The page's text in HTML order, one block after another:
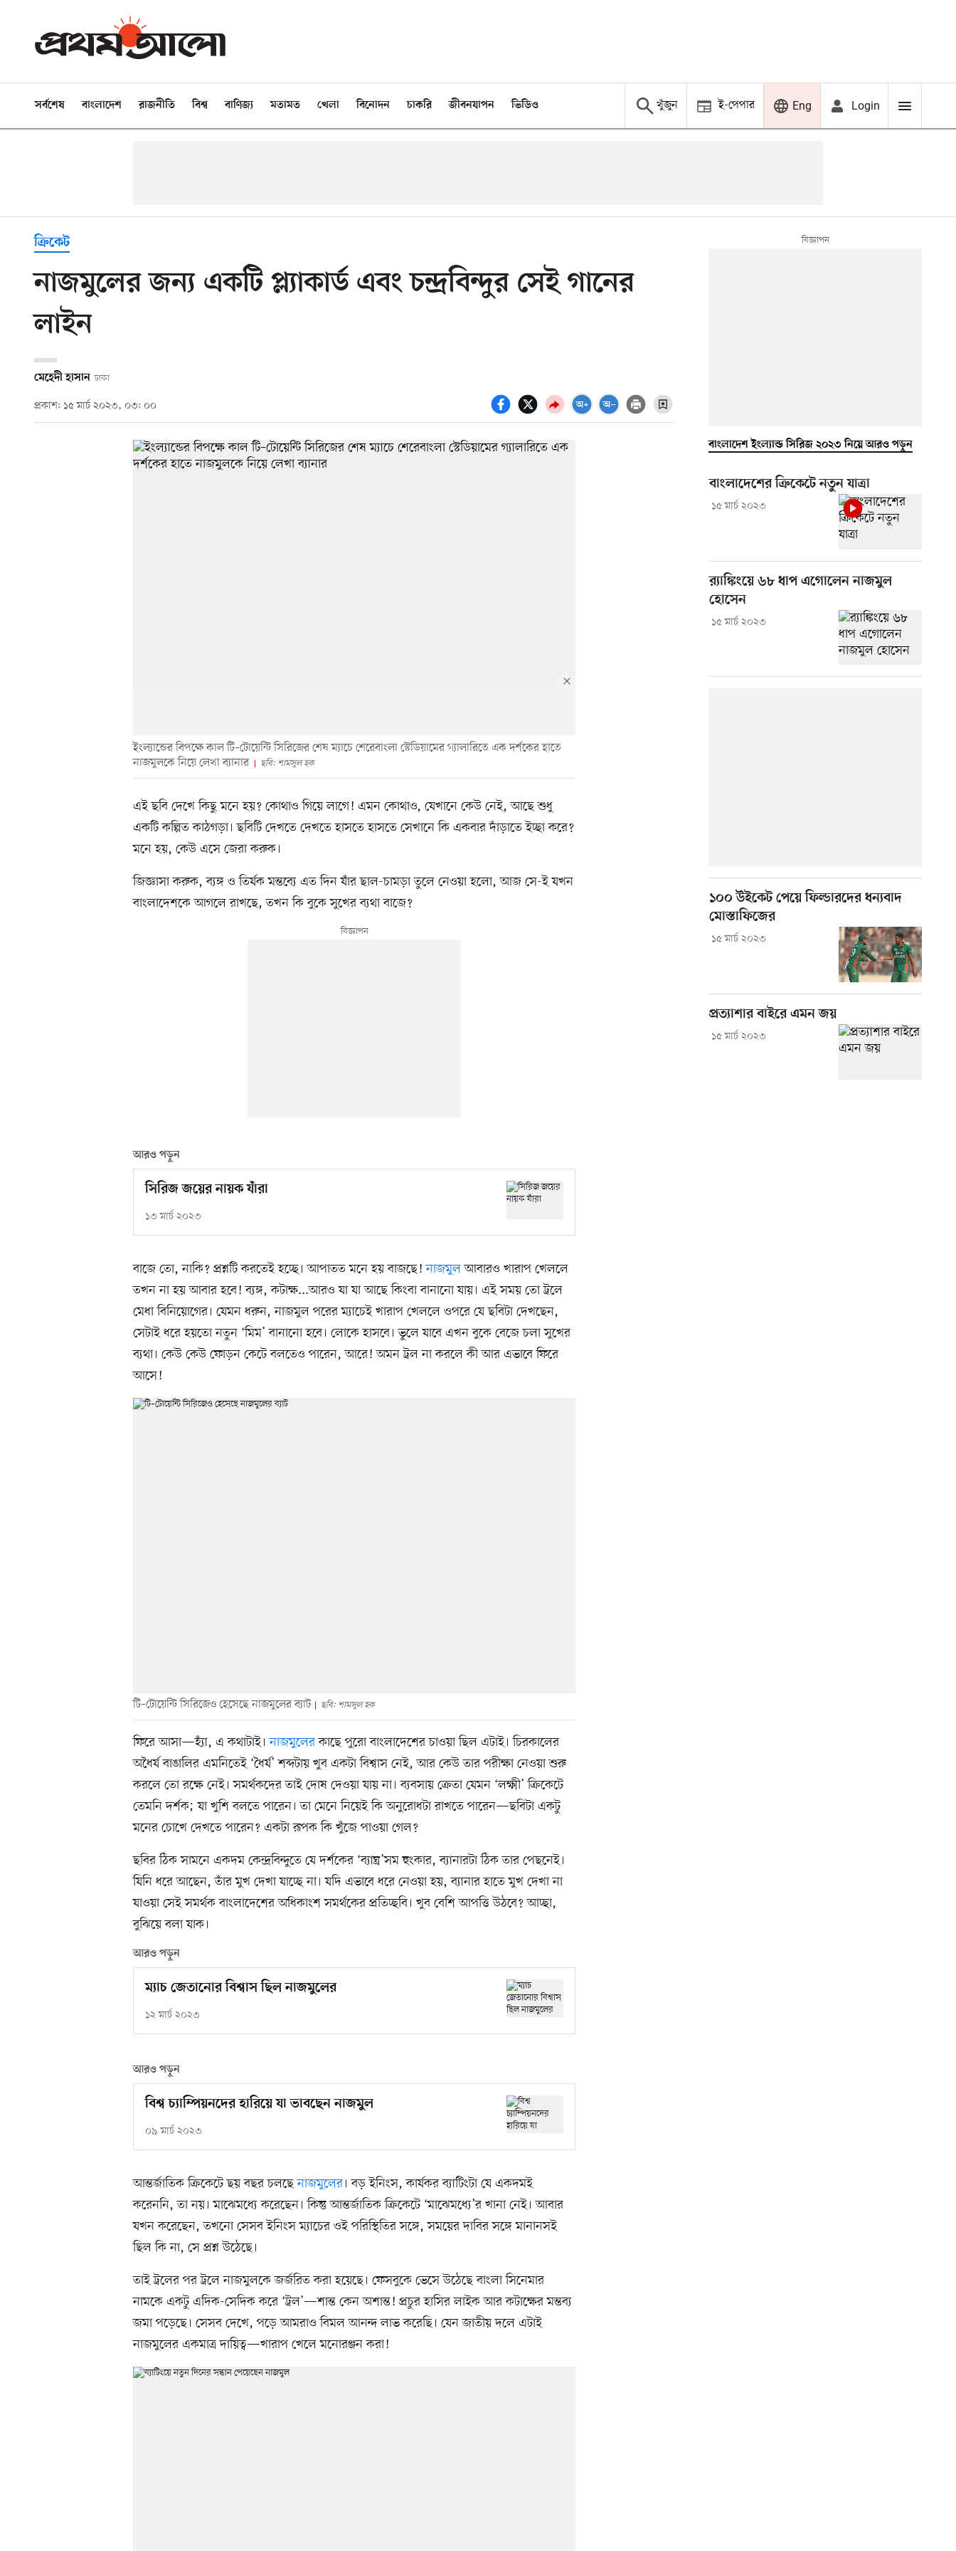
সর্বশেষ বাংলাদেশ রাজনীতি বিশ্ব বাণিজ্য মতামত খেলা বিনোদন চাকরি জীবনযাপন ভিডিও খুঁজুন ই-পেপার Eng Login
ক্রিকেট
নাজমুলের জন্য একটি প্ল্যাকার্ড এবং চন্দ্রবিন্দুর সেই গানের
লাইন
মেহেদী হাসান ঢাকা
প্রকাশ: ১৫ মার্চ ২০২৩, ০৩: ০০
ইংল্যান্ডের বিপক্ষে কাল টি–টোয়েন্টি সিরিজের শেষ ম্যাচে শেরেবাংলা স্টেডিয়ামের গ্যালারিতে এক দর্শকের হাতে
নাজমুলকে নিয়ে লেখা ব্যানার
ছবি: শামসুল হক
এই ছবি দেখে কিছু মনে হয়? কোথাও গিয়ে লাগে! এমন কোথাও, যেখানে কেউ নেই, আছে শুধু
একটি কল্পিত কাঠগড়া। ছবিটি দেখতে দেখতে হাসতে হাসতে সেখানে কি একবার দাঁড়াতে ইচ্ছা করে?
মনে হয়, কেউ এসে জেরা করুক।
জিজ্ঞাসা করুক, ব্যঙ্গ ও তির্যক মন্তব্যে এত দিন যাঁর ছাল-চামড়া তুলে নেওয়া হলো, আজ সে-ই যখন
বাংলাদেশকে আগলে রাখছে, তখন কি বুকে সুখের ব্যথা বাজে?
আরও পড়ুন
সিরিজ জয়ের নায়ক যাঁরা
১৩ মার্চ ২০২৩
বাজে তো, নাকি? প্রশ্নটি করতেই হচ্ছে। আপাতত মনে হয় বাজছে!নাজমুলআবারও খারাপ খেললে
তখন না হয় আবার হবে! ব্যঙ্গ, কটাক্ষ...আরও যা যা আছে কিংবা বানানো যায়। এই সময় তো ট্রলে
মেধা বিনিয়োগের। যেমন ধরুন, নাজমুল পরের ম্যাচেই খারাপ খেললে ওপরে যে ছবিটা দেখছেন,
সেটাই ধরে হয়তো নতুন ‘মিম’ বানানো হবে। লোকে হাসবে। ভুলে যাবে এখন বুকে বেজে চলা সুখের
ব্যথা। কেউ কেউ ফোড়ন কেটে বলতেও পারেন, আরে! অমন ট্রল না করলে কী আর এভাবে ফিরে
আসে!
টি–টোয়েন্টি সিরিজেও হেসেছে নাজমুলের ব্যাট ছবি: শামসুল হক
ফিরে আসা—হ্যাঁ, এ কথাটাই।নাজমুলেরকাছে পুরো বাংলাদেশের চাওয়া ছিল এটাই। চিরকালের
অধৈর্য বাঙালির এমনিতেই ‘ধৈর্য’ শব্দটায় খুব একটা বিশ্বাস নেই, আর কেউ তার পরীক্ষা নেওয়া শুরু
করলে তো রক্ষে নেই। সমর্থকদের তাই দোষ দেওয়া যায় না। ব্যবসায় ক্রেতা যেমন ‘লক্ষ্মী’ ক্রিকেটে
তেমনি দর্শক; যা খুশি বলতে পারেন। তা মেনে নিয়েই কি অনুরোধটা রাখতে পারেন—ছবিটা একটু
মনের চোখে দেখতে পারেন? একটা রূপক কি খুঁজে পাওয়া গেল?
ছবির ঠিক সামনে একদম কেন্দ্রবিন্দুতে যে দর্শকের ‘ব্যাঘ্র’সম হুংকার, ব্যানারটা ঠিক তার পেছনেই।
যিনি ধরে আছেন, তাঁর মুখ দেখা যাচ্ছে না। যদি এভাবে ধরে নেওয়া হয়, ব্যানার হাতে মুখ দেখা না
যাওয়া সেই সমর্থক বাংলাদেশের অধিকাংশ সমর্থকের প্রতিচ্ছবি। খুব বেশি আপত্তি উঠবে? আচ্ছা,
বুঝিয়ে বলা যাক।
আরও পড়ুন
ম্যাচ জেতানোর বিশ্বাস ছিল নাজমুলের
১২ মার্চ ২০২৩
আরও পড়ুন
বিশ্ব চ্যাম্পিয়নদের হারিয়ে যা ভাবছেন নাজমুল
০৯ মার্চ ২০২৩
আন্তর্জাতিক ক্রিকেটে ছয় বছর চলছেনাজমুলের। বড় ইনিংস, কার্যকর ব্যাটিংটা যে একদমই
করেননি, তা নয়। মাঝেমধ্যে করেছেন। কিন্তু আন্তর্জাতিক ক্রিকেটে ‘মাঝেমধ্যে’র খানা নেই। আবার
যখন করেছেন, তখনো সেসব ইনিংস ম্যাচের ওই পরিস্থিতির সঙ্গে, সময়ের দাবির সঙ্গে মানানসই
ছিল কি না, সে প্রশ্ন উঠেছে।
তাই ট্রলের পর ট্রলে নাজমুলকে জর্জরিত করা হয়েছে। ফেসবুকে ভেসে উঠেছে বাংলা সিনেমার
নামকে একটু এদিক-সেদিক করে ‘ট্রল’—শান্ত কেন অশান্ত! প্রচুর হাসির লাইক আর কটাক্ষের মন্তব্য
জমা পড়েছে। সেসব দেখে, পড়ে আমরাও বিমল আনন্দ লাভ করেছি। যেন জাতীয় দলে এটাই
নাজমুলের একমাত্র দায়িত্ব—খারাপ খেলে মনোরঞ্জন করা!
বাংলাদেশ ইংল্যান্ড সিরিজ ২০২৩ নিয়ে আরও পড়ুন
বাংলাদেশের ক্রিকেটে নতুন যাত্রা
১৫ মার্চ ২০২৩
র‍্যাঙ্কিংয়ে ৬৮ ধাপ এগোলেন নাজমুল
হোসেন
১৫ মার্চ ২০২৩
১০০ উইকেট পেয়ে ফিল্ডারদের ধন্যবাদ
মোস্তাফিজের
১৫ মার্চ ২০২৩
প্রত্যাশার বাইরে এমন জয়
১৫ মার্চ ২০২৩